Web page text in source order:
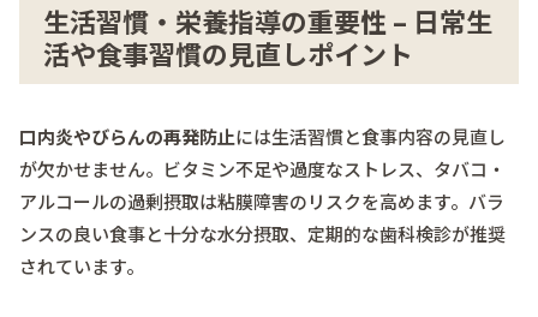
生活習慣・栄養指導の重要性 – 日常生
活や食事習慣の見直しポイント
口内炎やびらんの再発防止には生活習慣と食事内容の見直し
が欠かせません。ビタミン不足や過度なストレス、タバコ・
アルコールの過剰摂取は粘膜障害のリスクを高めます。バラ
ンスの良い食事と十分な水分摂取、定期的な歯科検診が推奨
されています。